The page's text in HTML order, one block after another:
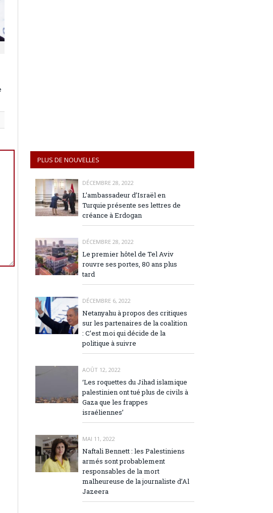
PLUS DE NOUVELLES
DÉCEMBRE 28, 2022
L’ambassadeur d’Israël en
Turquie présente ses lettres de
créance à Erdogan
DÉCEMBRE 28, 2022
Le premier hôtel de Tel Aviv
rouvre ses portes, 80 ans plus
tard
DÉCEMBRE 6, 2022
Netanyahu à propos des critiques
sur les partenaires de la coalition
: C’est moi qui décide de la
politique à suivre
AOÛT 12, 2022
‘Les roquettes du Jihad islamique
palestinien ont tué plus de civils à
Gaza que les frappes
israéliennes’
MAI 11, 2022
Naftali Bennett : les Palestiniens
armés sont probablement
responsables de la mort
malheureuse de la journaliste d’Al
Jazeera